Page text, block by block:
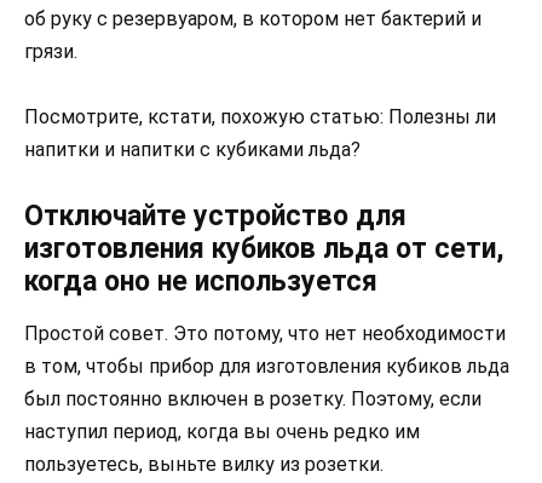
об руку с резервуаром, в котором нет бактерий и
грязи.
Посмотрите, кстати, похожую статью: Полезны ли
напитки и напитки с кубиками льда?
Отключайте устройство для
изготовления кубиков льда от сети,
когда оно не используется
Простой совет. Это потому, что нет необходимости
в том, чтобы прибор для изготовления кубиков льда
был постоянно включен в розетку. Поэтому, если
наступил период, когда вы очень редко им
пользуетесь, выньте вилку из розетки.